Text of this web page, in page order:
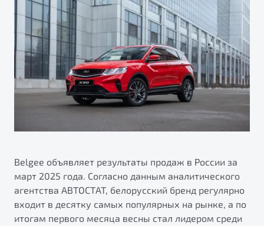
Яркий кроссовер
от 2 219 990 ₽*
Обзор В наличии
S50
Автокредит
Трейд-ин
Страхование
Расчет КАСКО
ПОДДЕРЖКА
Гарантия Belgee
Belgee Линк
Belgee Клуб
Помощь на дорогах
О дилерском центре
Правовая информация
Belgee объявляет результаты продаж в России за
март 2025 года. Согласно данным аналитического
агентства АВТОСТАТ, белорусский бренд регулярно
входит в десятку самых популярных на рынке, а по
итогам первого месяца весны стал лидером среди